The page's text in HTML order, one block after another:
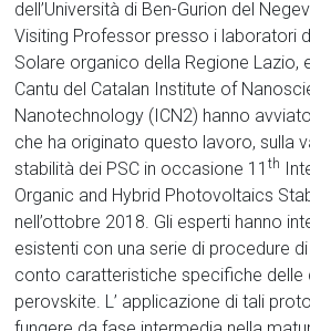
dell’Università di Ben-Gurion del
Visiting Professor presso i laboratori
Solare organico della Regione Lazio,
Cantu del Catalan Institute of
Nanotechnology (ICN2) hanno
che ha originato questo lavoro, sulla
stabilità dei PSC in occasione 11 th
Organic and Hybrid Photovoltaics
nell’ottobre 2018. Gli esperti hanno
esistenti con una serie di procedure
conto caratteristiche specifiche delle
perovskite. L’ applicazione di tali